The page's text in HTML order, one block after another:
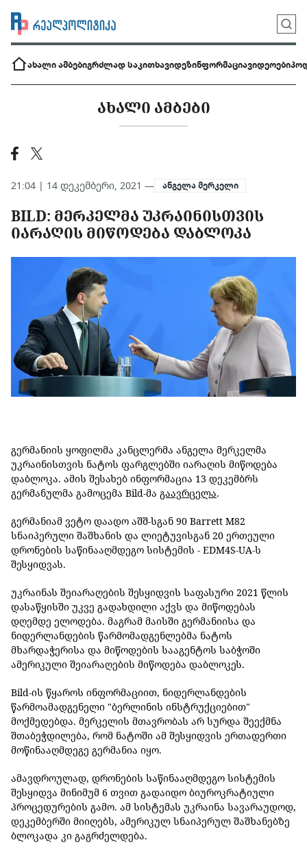
ახალი ამბებიგრძლად საკითხავიდეზინფორმაციავიდეოები
ᲐᲮᲐᲚᲘ ᲐᲛᲑᲔᲑᲘ
21:04 | 14 დეკემბერი, 2021 — ანგელა მერკელი
BILD: ᲛᲔᲠᲙᲔᲚᲛᲐ ᲣᲙᲠᲐᲘᲜᲘᲡᲗᲕᲘᲡ
ᲘᲐᲠᲐᲦᲘᲡ ᲛᲘᲬᲝᲓᲔᲑᲐ ᲓᲐᲑᲚᲝᲙᲐ
გერმანიის ყოფილმა კანცლერმა ანგელა მერკელმა
უკრაინისთვის ნატოს ფარგლებში იარაღის მიწოდება
დაბლოკა. ამის შესახებ ინფორმაცია 13 დეკემბრს
გერმანულმა გამოცემა Bild-მა გაავრცელა.
გერმანიამ ვეტო დაადო აშშ-სგან 90 Barrett M82
სნაიპერული შაშხანის და ლიეტუვისგან 20 ერთეული
დრონების საწინააღმდეგო სისტემის - EDM4S-UA-ს
შესყიდვას.
უკრაინას შეიარაღების შესყიდვის საფასური 2021 წლის
დასაწყისში უკვე გადახდილი აქვს და მიწოდებას
დღემდე ელოდება. მაგრამ მაისში გერმანიისა და
ნიდერლანდების წარმომადგენლებმა ნატოს
მხარდაჭერისა და მიწოდების სააგენტოს საბჭოში
ამერიკული შეიარაღების მიწოდება დაბლოკეს.
Bild-ის წყაროს ინფორმაციით, ნიდერლანდების
წარმოამადგენელი "ბერლინის ინსტრუქციებით"
მოქმედებდა. მერკელის მთავრობას არ სურდა შეექმნა
შთაბეჭდილება, რომ ნატოში ამ შესყიდვის ერთადერთი
მოწინააღმდეგე გერმანია იყო.
ამავდროულად, დრონების საწინააღმდეგო სისტემის
შესყიდვა მინიმუმ 6 თვით გადაიდო ბიუროკრატიული
პროცედურების გამო. ამ სისტემას უკრაინა სავარაუდოდ,
დეკემბერში მიიღებს, ამერიკულ სნაიპერულ შაშხანებზე
ბლოკადა კი გაგრძელდება.